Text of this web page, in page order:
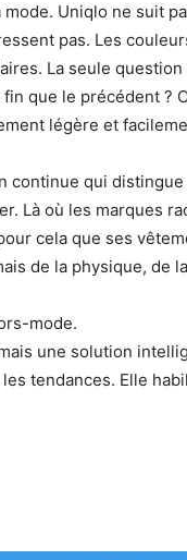
Uniqlo ne suit
pas. Les
La seule
que le précédent ?
légère et
continue qui
Là où les marques
cela que ses
de la physique, de
mode.
une solution
les tendances. Elle